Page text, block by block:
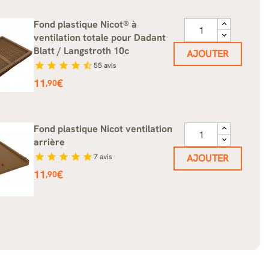
Fond plastique Nicot® à
ventilation totale pour Dadant
Blatt / Langstroth 10c
star star star star star_half55avis
Prix
11,90€
AJOUTER
Fond plastique Nicot ventilation
arrière
star star star star star7avis
Prix
11,90€
AJOUTER